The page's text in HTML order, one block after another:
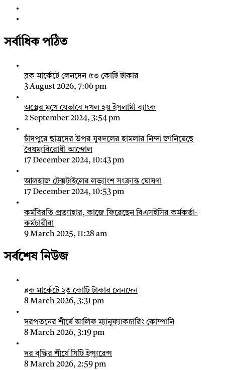
সর্বাধিক পঠিত
ব্লক মার্কেটে লেনদেন ৫৩ কোটি টাকার
3 August 2026, 7:06 pm
অস্ত্রের মুখে যেভাবে দখল হয় ইসলামী ব্যাংক
2 September 2024, 3:54 pm
চাঁদপুরে ছাত্রদের উপর যুবদলের হামলার নিন্দা জানিয়েছে
বৈষম্যবিরোধী আন্দোল
17 December 2024, 10:43 pm
আলহাজ টেক্সটাইলের লভ্যাংশ সংক্রান্ত ঘোষণা
17 December 2024, 10:53 pm
কর্মবিরতি প্রত্যাহার, কাজে ফিরেছেন বিএসইসির কর্মকর্তা-
কর্মচারীরা
9 March 2025, 11:28 am
সর্বশেষ নিউজ
ব্লক মার্কেটে ২৩ কোটি টাকার লেনদেন
8 March 2026, 3:31 pm
দরপতনের শীর্ষে আলিফ ম্যানুফ্যাকচারিং কোম্পানি
8 March 2026, 3:19 pm
দর বৃদ্ধির শীর্ষে সিটি ইন্স্যুরেন্স
8 March 2026, 2:59 pm